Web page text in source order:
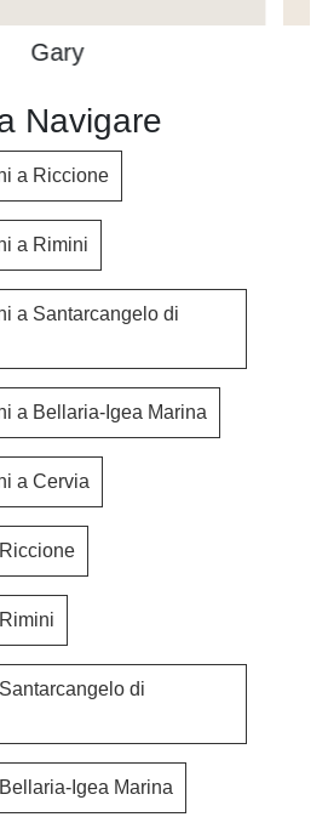
Gary
Navigare
a Riccione
a Rimini
a Santarcangelo di
a Bellaria-Igea Marina
a Cervia
di
Igea Marina